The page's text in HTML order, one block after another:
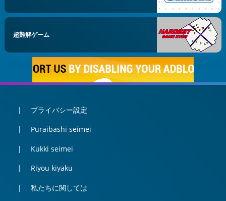
超難解ゲーム
プライバシー設定
Puraibashi seimei
Kukki seimei
Riyou kiyaku
私たちに関しては